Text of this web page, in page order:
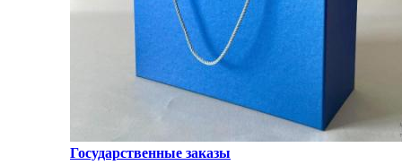
Государственные заказы